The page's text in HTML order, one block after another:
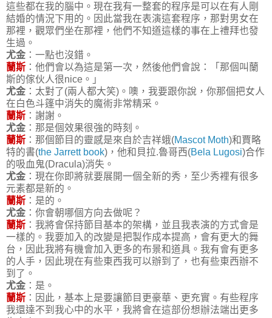
這些都在我的腦中。現在我有一整套的程序是可以在有人剛
結婚的情況下用的。因此當我在表演這套程序，那對男女在
那裡，觀眾們坐在那裡，他們不知道這樣的事在上禮拜也發
生過。
尤金 ：一點也沒錯。
蘭斯 ：他們會以為這是第一次，然後他們會說：「那個叫蘭
斯的傢伙人很nice。」
尤金 ：太對了(兩人都大笑)。噢，我要跟你說，你那個把女人
在白色斗篷中消失的魔術非常精采。
蘭斯 ：謝謝。
尤金 ：那是個效果很強的時刻。
蘭斯 ：那個節目的靈感是來自於吉祥蛾(Mascot Moth)和賈略
特的書(the Jarrett book)，他和貝拉.魯哥西(Bela Lugosi)合作
的吸血鬼(Dracula)消失。
尤金 ：現在你即將就要展開一個全新的秀，至少秀裡有很多
元素都是新的。
蘭斯 ：是的。
尤金 ：你會朝哪個方向去做呢？
蘭斯 ：我將會保持節目基本的架構，並且我表演的方式會是
一樣的。我要加入的改變是把製作成本提高，會有更大的舞
台，因此我將有機會加入更多的布景和道具。我有會有更多
的人手，因此現在有些東西我可以辦到了，也有些東西辦不
到了。
尤金 ：是。
蘭斯 ：因此，基本上是要讓節目更豪華、更充實。有些程序
我還達不到我心中的水平，我將會在這部份想辦法端出更多